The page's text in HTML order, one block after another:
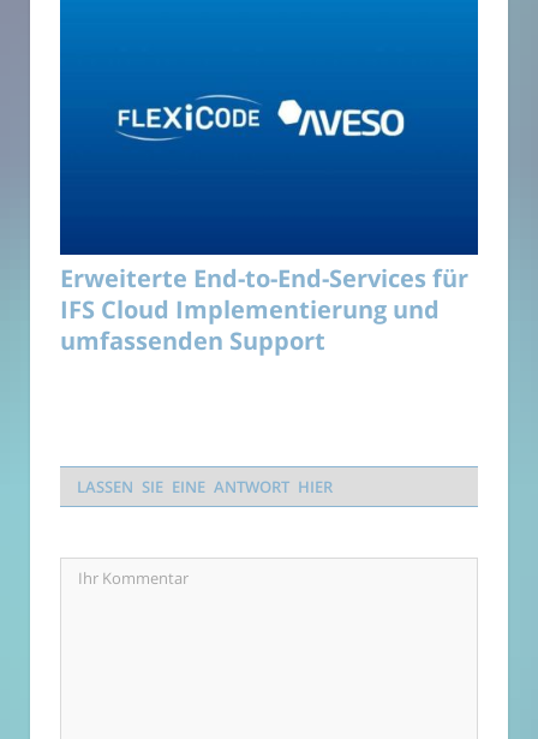
Erweiterte End-to-End-Services für
IFS Cloud Implementierung und
umfassenden Support
LASSEN SIE EINE ANTWORT HIER